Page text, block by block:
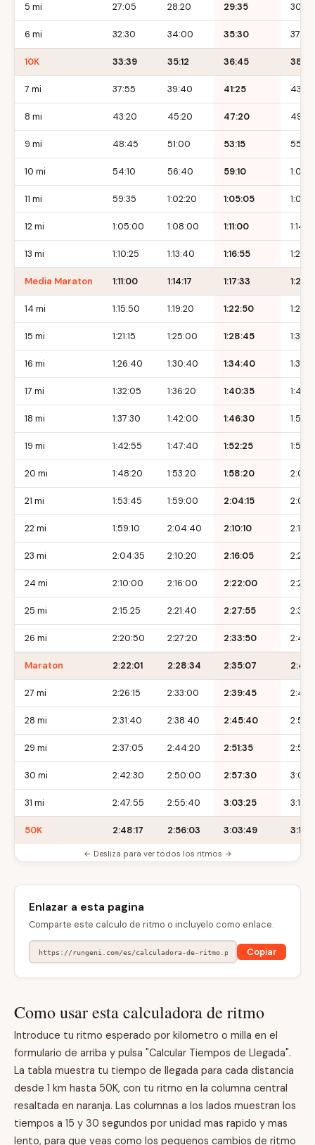
5 mi 27:05 28:20 29:35 30:50
6 mi 32:30 34:00 35:30 37:00
10K 33:39 35:12 36:45 38:19
7 mi 37:55 39:40 41:25 43:10
8 mi 43:20 45:20 47:20 49:20
9 mi 48:45 51:00 53:15 55:30
10 mi 54:10 56:40 59:10
11 mi 59:35 1:02:20 1:05:05
12 mi 1:05:00 1:08:00 1:11:00
13 mi 1:10:25 1:13:40 1:16:55
Media Maraton 1:11:00 1:14:17 1:17:33
14 mi 1:15:50 1:19:20 1:22:50
15 mi 1:21:15 1:25:00 1:28:45
16 mi 1:26:40 1:30:40 1:34:40
17 mi 1:32:05 1:36:20 1:40:35
18 mi 1:37:30 1:42:00 1:46:30
19 mi 1:42:55 1:47:40 1:52:25
20 mi 1:48:20 1:53:20 1:58:20
21 mi 1:53:45 1:59:00 2:04:15
22 mi 1:59:10 2:04:40 2:10:10
23 mi 2:04:35 2:10:20 2:16:05
24 mi 2:10:00 2:16:00 2:22:00
25 mi 2:15:25 2:21:40 2:27:55
26 mi 2:20:50 2:27:20 2:33:50
Maraton 2:22:01 2:28:34 2:35:07
27 mi 2:26:15 2:33:00 2:39:45
28 mi 2:31:40 2:38:40 2:45:40
29 mi 2:37:05 2:44:20 2:51:35
30 mi 2:42:30 2:50:00 2:57:30
31 mi 2:47:55 2:55:40 3:03:25 3:11:10
50K 2:48:17 2:56:03 3:03:49
← Desliza para ver todos los ritmos →
Enlazar a esta pagina
Comparte este calculo de ritmo o incluyelo como enlace.
Copiar
Como usar esta calculadora de ritmo
Introduce tu ritmo esperado por kilometro o milla en el
formulario de arriba y pulsa "Calcular Tiempos de Llegada".
La tabla muestra tu tiempo de llegada para cada distancia
desde 1 km hasta 50K, con tu ritmo en la columna central
resaltada en naranja. Las columnas a los lados muestran los
tiempos a 15 y 30 segundos por unidad mas rapido y mas
lento, para que veas como los pequenos cambios de ritmo